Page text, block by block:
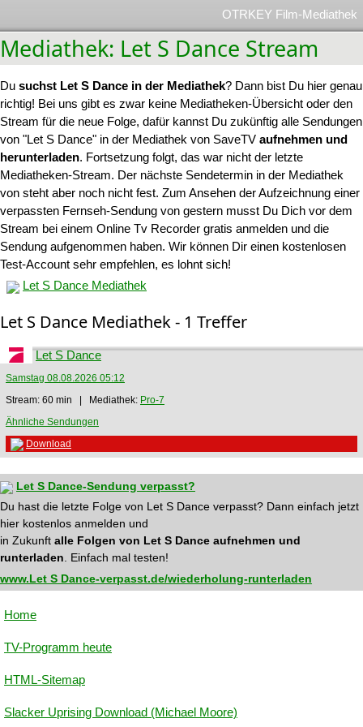
OTRKEY Film-Mediathek
Mediathek: Let S Dance Stream
Du suchst Let S Dance in der Mediathek? Dann bist Du hier genau
richtig! Bei uns gibt es zwar keine Mediatheken-Übersicht oder den
Stream für die neue Folge, dafür kannst Du zukünftig alle Sendungen
von "Let S Dance" in der Mediathek von SaveTV aufnehmen und
herunterladen. Fortsetzung folgt, das war nicht der letzte
Mediatheken-Stream. Der nächste Sendetermin in der Mediathek
von steht aber noch nicht fest. Zum Ansehen der Aufzeichnung einer
verpassten Fernseh-Sendung von gestern musst Du Dich vor dem
Stream bei einem Online Tv Recorder gratis anmelden und die
Sendung aufgenommen haben. Wir können Dir einen kostenlosen
Test-Account sehr empfehlen, es lohnt sich!
Let S Dance Mediathek
Let S Dance Mediathek - 1 Treffer
Let S Dance
Samstag 08.08.2026 05:12
Stream: 60 min | Mediathek: Pro-7
Ähnliche Sendungen
Download
Let S Dance-Sendung verpasst?
Du hast die letzte Folge von Let S Dance verpasst? Dann einfach jetzt
hier kostenlos anmelden und
in Zukunft alle Folgen von Let S Dance aufnehmen und
runterladen . Einfach mal testen!
www.Let S Dance-verpasst.de/wiederholung-runterladen
Home
TV-Programm heute
HTML-Sitemap
Slacker Uprising Download (Michael Moore)